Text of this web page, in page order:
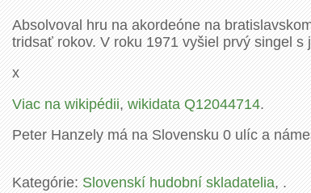
Absolvoval hru na akordeóne na
tridsať rokov. V roku 1971 vyšiel prvý singel s
x
Viac na wikipédii,wikidata Q12044714.
Peter Hanzely má na Slovensku 0 ulíc a
Kategórie:Slovenskí hudobní skladatelia, .